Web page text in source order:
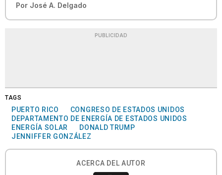
Por José A. Delgado
PUBLICIDAD
TAGS
PUERTO RICO
CONGRESO DE ESTADOS UNIDOS
DEPARTAMENTO DE ENERGÍA DE ESTADOS UNIDOS
ENERGÍA SOLAR
DONALD TRUMP
JENNIFFER GONZÁLEZ
ACERCA DEL AUTOR